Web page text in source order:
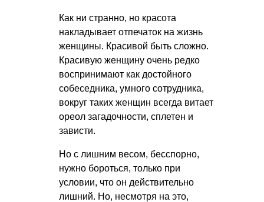
Как ни странно, но красота
накладывает отпечаток на жизнь
женщины. Красивой быть сложно.
Красивую женщину очень редко
воспринимают как достойного
собеседника, умного сотрудника,
вокруг таких женщин всегда витает
ореол загадочности, сплетен и
зависти.
Но с лишним весом, бесспорно,
нужно бороться, только при
условии, что он действительно
лишний. Но, несмотря на это,